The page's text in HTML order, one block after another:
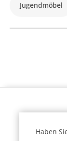
Jugendmöbel
Haben